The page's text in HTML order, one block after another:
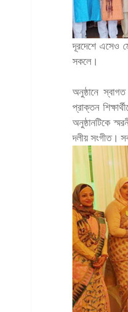
দূরদেশে এসেও
সকলে।
অনুষ্ঠানে
প্রাক্তন
অনুষ্ঠানটিকে
দলীয় সংগীত।